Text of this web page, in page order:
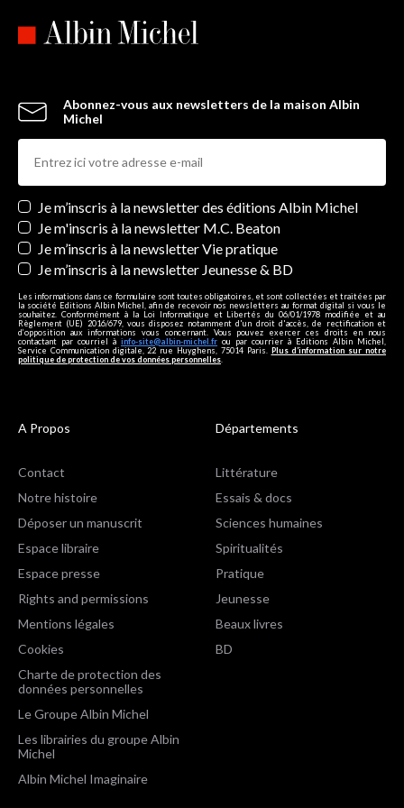
Abonnez-vous aux newsletters de la maison Albin
Michel
Newsletters
Je m’inscris à la newsletter des éditions Albin Michel
Je m'inscris à la newsletter M.C. Beaton
Je m’inscris à la newsletter Vie pratique
Je m’inscris à la newsletter Jeunesse & BD
Les informations dans ce formulaire sont toutes obligatoires, et sont collectées et traitées par
la société Editions Albin Michel, afin de recevoir nos newsletters au format digital si vous le
souhaitez. Conformément à la Loi Informatique et Libertés du 06/01/1978 modifiée et au
Règlement (UE) 2016/679, vous disposez notamment d'un droit d'accès, de rectification et
d’opposition aux informations vous concernant. Vous pouvez exercer ces droits en nous
contactant par courriel à info-site@albin-michel.fr ou par courrier à Editions Albin Michel,
Service Communication digitale, 22 rue Huyghens, 75014 Paris. Plus d’information sur notre
politique de protection de vos données personnelles
A Propos
Contact
Notre histoire
Déposer un manuscrit
Espace libraire
Espace presse
Rights and permissions
Mentions légales
Cookies
Charte de protection des
données personnelles
Le Groupe Albin Michel
Les librairies du groupe Albin
Michel
Albin Michel Imaginaire
Départements
Littérature
Essais & docs
Sciences humaines
Spiritualités
Pratique
Jeunesse
Beaux livres
BD